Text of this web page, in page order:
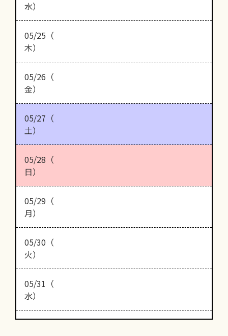
水）
05/25（
木）
05/26（
金）
05/27（
土）
05/28（
日）
05/29（
月）
05/30（
火）
05/31（
水）